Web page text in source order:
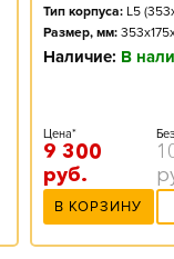
Тип корпуса: L5
Размер, мм:
Наличие: В
Цена*
9 300
руб.
В КОРЗИНУ